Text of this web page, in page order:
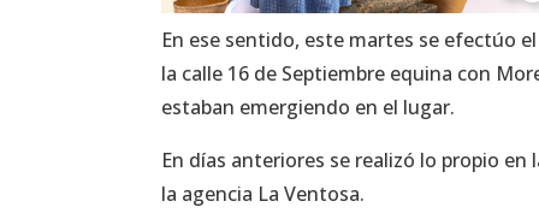
En ese sentido, este martes se efectúo
la calle 16 de Septiembre equina con
estaban emergiendo en el lugar.
En días anteriores se realizó lo propio
la agencia La Ventosa.